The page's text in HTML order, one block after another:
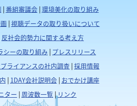
|番組審議会|環境美化の取り組み
|視聴データの取り扱いについて
反社会的勢力に関する考え方
シーの取り組み | プレスリリース
ライアンスの社内調査 |採用情報
| 1DAY会社説明会| おでかけ講座
ター | 周波数一覧 |リンク